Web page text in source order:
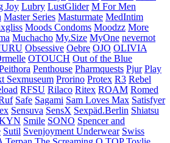
Joy Lubry LustGlider M For Men
Master Series Masturmate MedIntim
Moods Condoms Moodzz More
Muchacho My.Size MyOne nevernot
Obsessive Oebre OJO OLIVIA
OTOUCH Out of the Blue
Penthouse Pharmquests Pjur Play
Sexmuseum Prorino Protex R3 Rebel
RFSU Rilaco Ritex ROAM Romed
Safe Sagami Sam Loves Max Satisfyer
Sensuva SensX Sexpäd.Berlin Shiatsu
Smile SONO Spencer and
Sutil Svenjoyment Underwear Swiss